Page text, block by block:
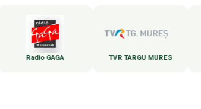
Radio GAGA TVR TARGU MURES